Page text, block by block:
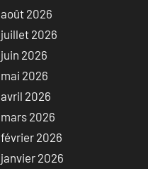
août 2026
juillet 2026
juin 2026
mai 2026
avril 2026
mars 2026
février 2026
janvier 2026